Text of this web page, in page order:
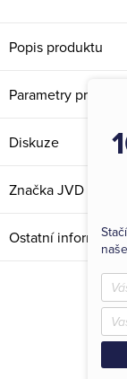
Popis produktu
Parametry produktu
Diskuze
ZnačkaJVD
Ostatní informace